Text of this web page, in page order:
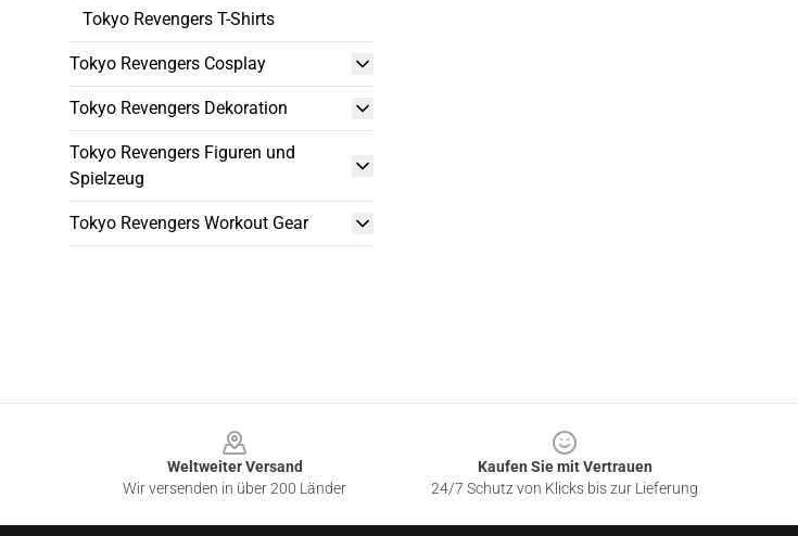
Tokyo Revengers T-Shirts
Tokyo Revengers Cosplay
Tokyo Revengers Dekoration
Tokyo Revengers Figuren und
Spielzeug
Tokyo Revengers Workout Gear
Weltweiter Versand
Wir versenden in über 200 Länder
Kaufen Sie mit Vertrauen
24/7 Schutz von Klicks bis zur Lieferung